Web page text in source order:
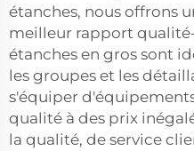
étanches, nous offrons
meilleur rapport
étanches en gros sont
les groupes et les
s'équiper
qualité à des prix
la qualité, de service